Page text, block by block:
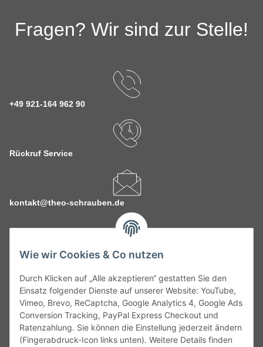
Wie wir Cookies & Co nutzen
Durch Klicken auf „Alle akzeptieren“ gestatten Sie den
Einsatz folgender Dienste auf unserer Website: YouTube,
Vimeo, Brevo, ReCaptcha, Google Analytics 4, Google Ads
Conversion Tracking, PayPal Express Checkout und
Ratenzahlung. Sie können die Einstellung jederzeit ändern
(Fingerabdruck-Icon links unten). Weitere Details finden
Fragen? Wir sind zur Stelle!
+49 921-164 962 90
Rückruf Service
kontakt@theo-schrauben.de
Service
Gesetzliche Informationen